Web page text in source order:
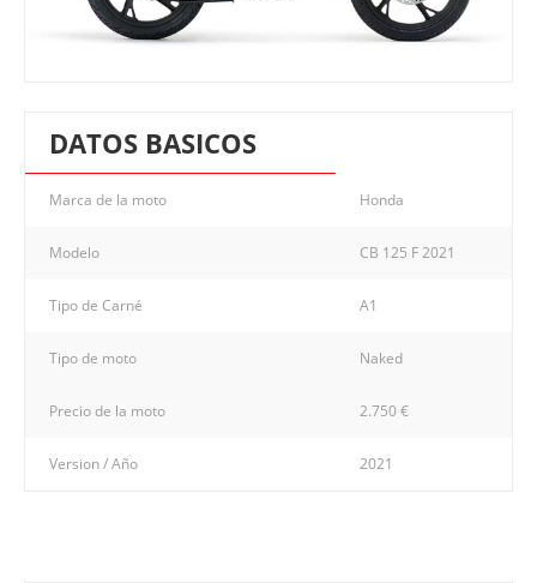
DATOS BASICOS
Marca de la moto Honda
Modelo CB 125 F 2021
Tipo de Carné A1
Tipo de moto Naked
Precio de la moto 2.750 €
Version / Año 2021